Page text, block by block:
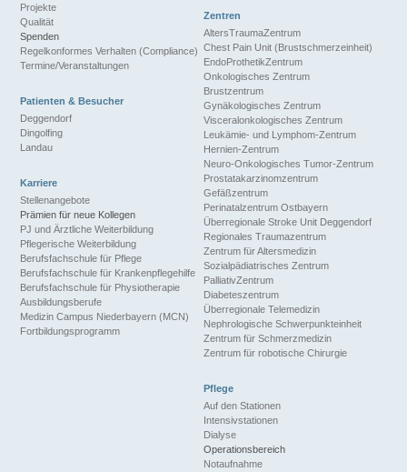
Projekte
Qualität
Spenden
Regelkonformes Verhalten (Compliance)
Termine/Veranstaltungen
Zentren
AltersTraumaZentrum
Chest Pain Unit (Brustschmerzeinheit)
EndoProthetikZentrum
Onkologisches Zentrum
Brustzentrum
Gynäkologisches Zentrum
Visceralonkologisches Zentrum
Leukämie- und Lymphom-Zentrum
Hernien-Zentrum
Neuro-Onkologisches Tumor-Zentrum
Prostatakarzinomzentrum
Gefäßzentrum
Perinatalzentrum Ostbayern
Überregionale Stroke Unit Deggendorf
Regionales Traumazentrum
Zentrum für Altersmedizin
Sozialpädiatrisches Zentrum
PalliativZentrum
Diabeteszentrum
Überregionale Telemedizin
Nephrologische Schwerpunkteinheit
Zentrum für Schmerzmedizin
Zentrum für robotische Chirurgie
Pflege
Auf den Stationen
Intensivstationen
Dialyse
Operationsbereich
Notaufnahme
Patienten & Besucher
Deggendorf
Dingolfing
Landau
Karriere
Stellenangebote
Prämien für neue Kollegen
PJ und Ärztliche Weiterbildung
Pflegerische Weiterbildung
Berufsfachschule für Pflege
Berufsfachschule für Krankenpflegehilfe
Berufsfachschule für Physiotherapie
Ausbildungsberufe
Medizin Campus Niederbayern (MCN)
Fortbildungsprogramm